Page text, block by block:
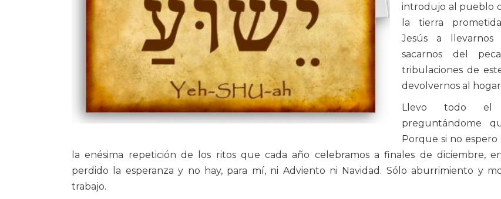
introdujo al pueblo
la tierra
Jesús a llevarnos
sacarnos del
tribulaciones de
devolvernos al
Llevo todo el
preguntándome
Porque si no espero
la enésima repetición de los ritos que cada año celebramos a finales de diciembre,
perdido la esperanza y no hay, para mí, ni Adviento ni Navidad. Sólo aburrimiento y
trabajo.